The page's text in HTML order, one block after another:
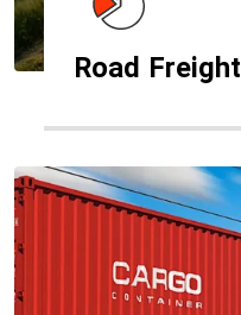
Road Freight